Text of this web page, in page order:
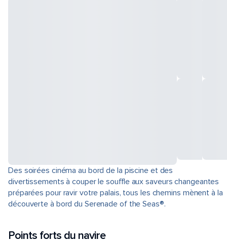
Des soirées cinéma au bord de la piscine et des
divertissements à couper le souffle aux saveurs changeantes
préparées pour ravir votre palais, tous les chemins mènent à la
découverte à bord du Serenade of the Seas®.
Points forts du navire